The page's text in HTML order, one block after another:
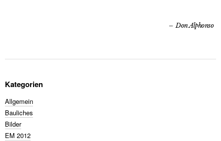
Don Alphonso
Kategorien
Allgemein
Bauliches
Bilder
EM 2012